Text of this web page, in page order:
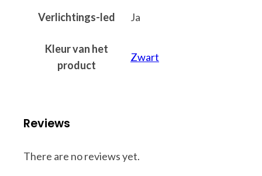
Verlichtings-led Ja
Kleur van het
product
Zwart
Reviews
There are no reviews yet.